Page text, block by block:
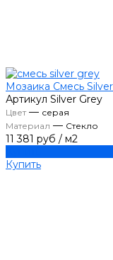
Мозаика Смесь
Артикул Silver Grey
Цвет— серая
Материал — Стекло
11 381 руб / м2
Купить